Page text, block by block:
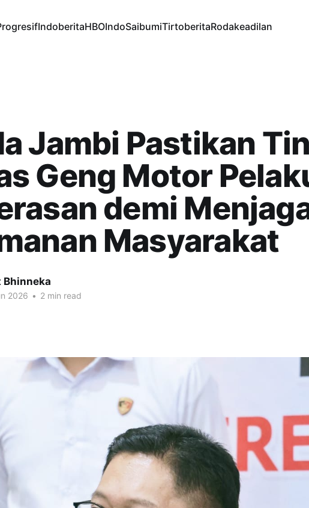
IndoberitaHBOIndoSaibumiTirtoberitaRodakeadilan
Jambi Pastikan
Geng Motor
demi
Masyarakat
Bhinneka
2026 • 2 min read